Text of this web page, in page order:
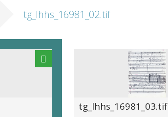
tg_lhhs_16981_02.tif
tg_lhhs_16981_03.tif